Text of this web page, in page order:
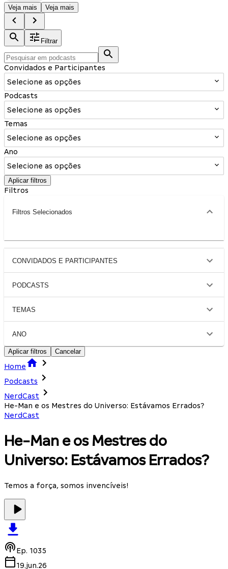
Veja mais
Veja mais
Filtrar
Convidados e Participantes
Selecione as opções
Podcasts
Selecione as opções
Temas
Selecione as opções
Ano
Selecione as opções
Aplicar filtros
Filtros
Filtros Selecionados
CONVIDADOS E PARTICIPANTES
PODCASTS
TEMAS
ANO
Aplicar filtros Cancelar
Home
Podcasts
NerdCast
He-Man e os Mestres do Universo: Estávamos Errados?
NerdCast
He-Man e os Mestres do
Universo: Estávamos Errados?
Temos a força, somos invencíveis!
Ep. 1035
19.jun.26